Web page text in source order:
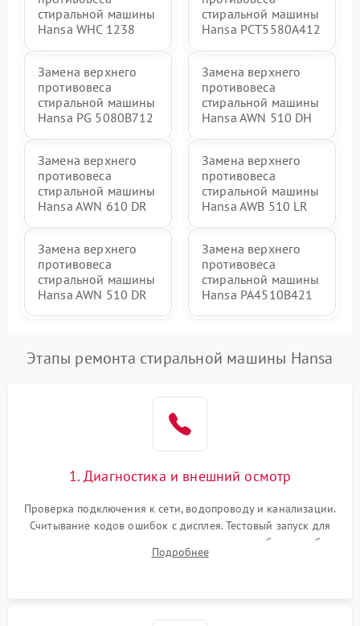
стиральной машины
Hansa WHC 1238
стиральной машины
Hansa РСТ5580А412
Замена верхнего
противовеса
стиральной машины
Hansa PG 5080B712
Замена верхнего
противовеса
стиральной машины
Hansa AWN 510 DH
Замена верхнего
противовеса
стиральной машины
Hansa AWN 610 DR
Замена верхнего
противовеса
стиральной машины
Hansa AWB 510 LR
Замена верхнего
противовеса
стиральной машины
Hansa AWN 510 DR
Замена верхнего
противовеса
стиральной машины
Hansa PA4510B421
Этапы ремонта стиральной машины Hansa
1. Диагностика и внешний осмотр
Проверка подключения к сети, водопроводу и канализации.
Считывание кодов ошибок с дисплея. Тестовый запуск для
выявления посторонних шумов, протечек или сбоев в работе
электронного модуля управления.
Подробнее